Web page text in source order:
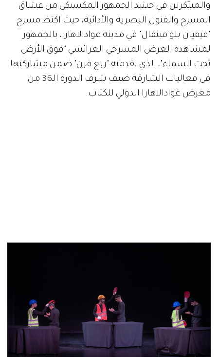
والمبتكرين في حشد الجمهور المكسيكي من عشاق
المسرح والفنون البصرية والأدائية، حيث اكتظ مسرح
"فيفيان بلو مينفال" في مدينة غوادالاهارا، بالجمهور
لمشاهدة العرض المسرحي العرائسي "فوق الأرض
تحت السماء"، الذي تقدمته "ربع قرن" ضمن مشاركتها
في فعاليات الشارقة ضيف شرف الدورة الـ36 من
معرض غوادالاهارا الدولي للكتاب.